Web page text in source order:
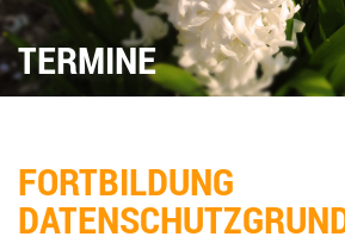
TERMINE
FORT­BIL­DUNG